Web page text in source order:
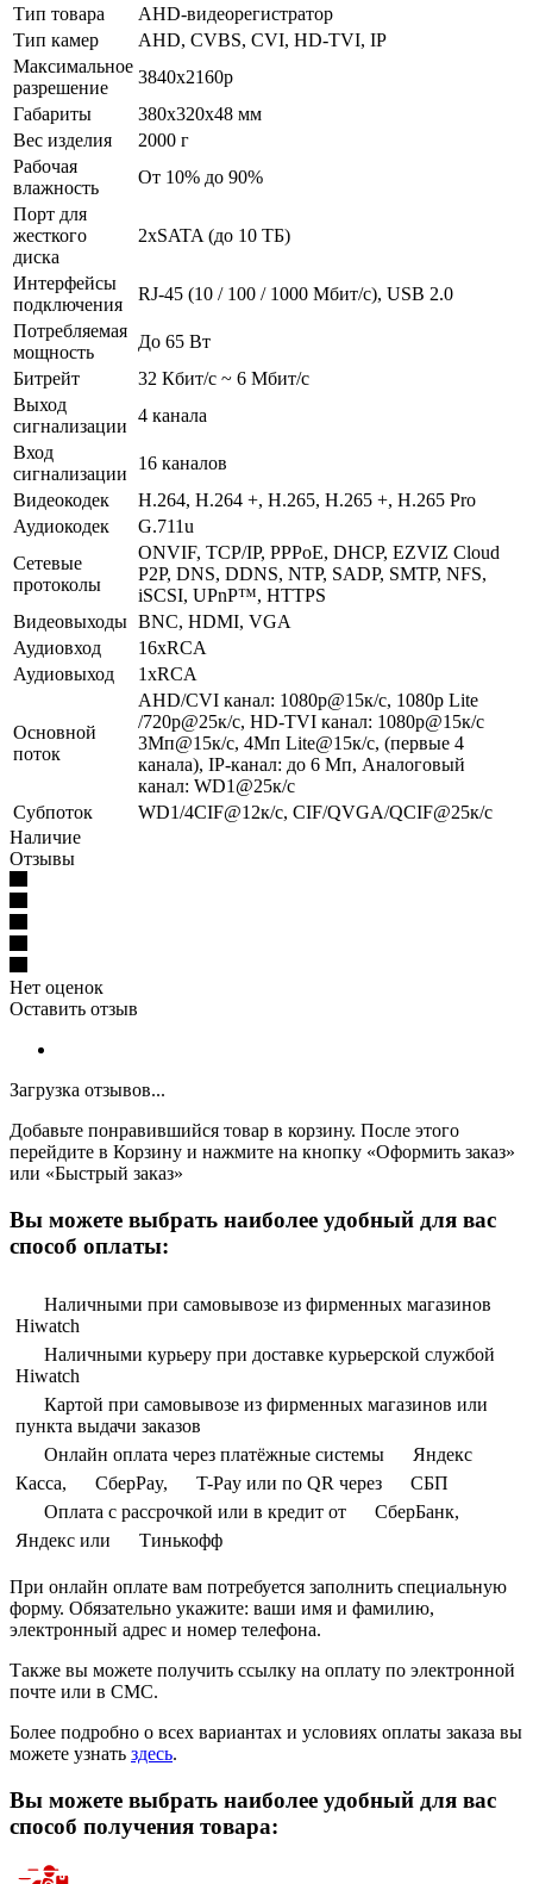
Тип товара
AHD-видеорегистратор
Тип камер
AHD, CVBS, CVI, HD-TVI, IP
Максимальное
разрешение
3840x2160p
Габариты
380x320x48 мм
Вес изделия
2000 г
Рабочая
влажность
От 10% до 90%
Порт для
жесткого
диска
2xSATA (до 10 ТБ)
Интерфейсы
подключения
RJ-45 (10 / 100 / 1000 Мбит/с), USB 2.0
Потребляемая
мощность
До 65 Вт
Битрейт
32 Кбит/с ~ 6 Мбит/с
Выход
сигнализации
4 канала
Вход
сигнализации
16 каналов
Видеокодек
H.264, H.264 +, H.265, H.265 +, H.265 Pro
Аудиокодек
G.711u
Сетевые
протоколы
ONVIF, TCP/IP, PPPoE, DHCP, EZVIZ Cloud
P2P, DNS, DDNS, NTP, SADP, SMTP, NFS,
iSCSI, UPnP™, HTTPS
Видеовыходы BNC, HDMI, VGA
Аудиовход
16хRCA
Аудиовыход
1хRCA
Основной
поток
AHD/CVI канал: 1080p@15к/с, 1080p Lite
/720p@25к/с, HD-TVI канал: 1080p@15к/с
3Мп@15к/с, 4Мп Lite@15к/с, (первые 4
канала), IP-канал: до 6 Мп, Аналоговый
канал: WD1@25к/с
Субпоток
WD1/4CIF@12к/с, CIF/QVGA/QCIF@25к/с
Наличие
Отзывы
Нет оценок
Оставить отзыв
Загрузка отзывов...
Добавьте понравившийся товар в корзину. После этого
перейдите в Корзину и нажмите на кнопку «Оформить заказ»
или «Быстрый заказ»
Вы можете выбрать наиболее удобный для вас
способ оплаты:
Наличными при самовывозе из фирменных магазинов
Hiwatch
Наличными курьеру при доставке курьерской службой
Hiwatch
Картой при самовывозе из фирменных магазинов или
пункта выдачи заказов
Онлайн оплата через платёжные системы
Яндекс
Касса,
СберPay, T-Pay или по QR через
СБП
Оплата с рассрочкой или в кредит от
СберБанк,
Яндекс или
Тинькофф
При онлайн оплате вам потребуется заполнить специальную
форму. Обязательно укажите: ваши имя и фамилию,
электронный адрес и номер телефона.
Также вы можете получить ссылку на оплату по электронной
почте или в СМС.
Более подробно о всех вариантах и условиях оплаты заказа вы
можете узнать здесь.
Вы можете выбрать наиболее удобный для вас
способ получения товара: